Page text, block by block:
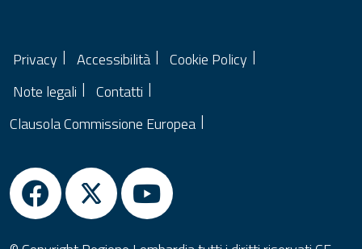
Privacy Accessibilità
Cookie Policy
Note legali
Contatti
Clausola Commissione Europea